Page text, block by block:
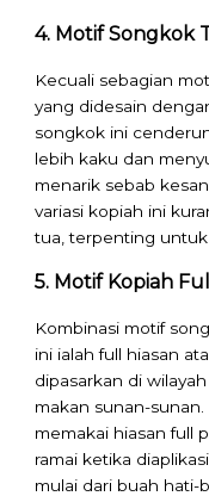
4. Motif Songkok
Kecuali sebagian
yang didesain
songkok ini
lebih kaku dan
menarik sebab
variasi kopiah ini
tua, terpenting untuk
5. Motif Kopiah
Kombinasi motif
ini ialah full hiasan
dipasarkan di
makan sunan-
memakai hiasan full
ramai ketika
mulai dari buah hati-